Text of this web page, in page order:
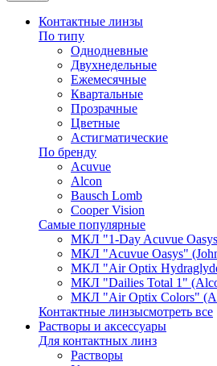
Контактные линзы
По типу
Однодневные
Двухнедельные
Ежемесячные
Квартальные
Прозрачные
Цветные
Астигматические
По бренду
Acuvue
Alcon
Bausch Lomb
Cooper Vision
Самые популярные
МКЛ "1-Day Acuvue
МКЛ "Acuvue Oasys"
МКЛ "Air Optix
МКЛ "Dailies Total 1"
МКЛ "Air Optix Colors"
Контактные линзысмотреть все
Растворы и аксессуары
Для контактных линз
Растворы